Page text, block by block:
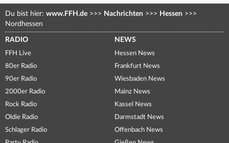
Du bist hier: www.FFH.de >>> Nachrichten >>> Hessen >>>
Nordhessen
RADIO
FFH Live
80er Radio
90er Radio
2000er Radio
Rock Radio
Oldie Radio
Schlager Radio
NEWS
Hessen News
Frankfurt News
Wiesbaden News
Mainz News
Kassel News
Darmstadt News
Offenbach News